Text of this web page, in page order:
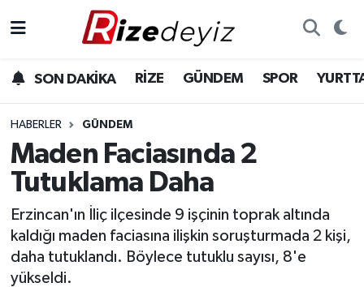
SON DAKİKA RİZE GÜNDEM SPOR
HABERLER GÜNDEM
Maden Faciasında 2
Tutuklama Daha
Erzincan'ın İliç ilçesinde 9 işçinin toprak altında
kaldığı maden faciasına ilişkin soruşturmada 2 kişi,
daha tutuklandı. Böylece tutuklu sayısı, 8'e
yükseldi.
Gündem
Yurttan Haberler
Ekonomi
Teknoloji
Rize Hava Durumu
Rize Trafik Yoğunluk Haritası
Süper Lig Puan Durumu ve Fikstür
Tüm Manşetler
Son Dakika Haberleri